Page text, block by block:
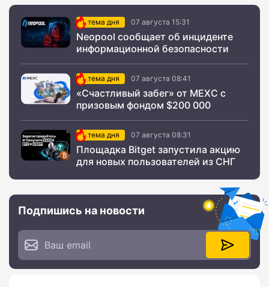
тема дня 07 августа 15:31
Neopool сообщает об инциденте
информационной безопасности
тема дня 07 августа 08:41
«Счастливый забег» от MEXC с
призовым фондом $200 000
тема дня 07 августа 08:31
Площадка Bitget запустила акцию
для новых пользователей из СНГ
Подпишись на новости